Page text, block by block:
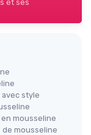
et ses
style
mousseline
mousseline